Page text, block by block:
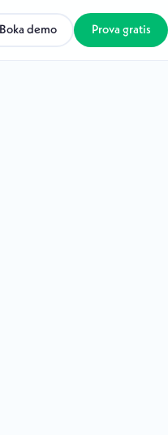
Boka demo Prova gratis